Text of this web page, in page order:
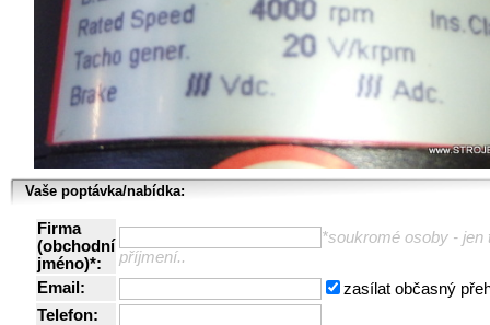
Vaše poptávka/nabídka:
Firma
(obchodní
jméno)*:
*soukromé osoby - jen
příjmení..
Email:
zasílat občasný
Telefon: